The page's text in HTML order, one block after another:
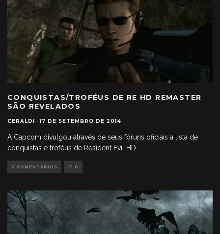
CONQUISTAS/TROFÉUS DE RE HD REMASTER
SÃO REVELADOS
CERALDI · 17 DE SETEMBRO DE 2014
A Capcom divulgou através de seus fóruns oficiais a lista de
conquistas e troféus de Resident Evil HD...
0 COMENTÁRIOS 0